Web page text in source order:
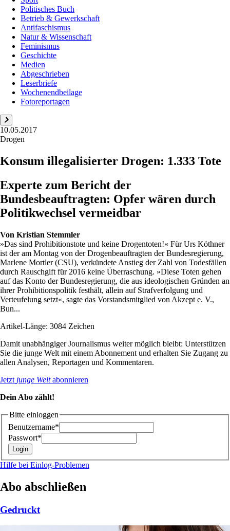
Politisches Buch
Betrieb & Gewerkschaft
Antifaschismus
Natur & Wissenschaft
Feminismus
Geschichte
Medien
Abgeschrieben
Leserbriefe
Wochenendbeilage
Fotoreportagen
10.05.2017
Drogen
Konsum illegalisierter Drogen: 1.333 Tote
Experte zum Bericht der
Bundesbeauftragten: Opfer wären durch
Politikwechsel vermeidbar
Von Kristian Stemmler
»Das sind Prohibitionstote und keine Drogentoten!« Für Urs Köthner
ist der am Montag von der Drogenbeauftragten der Bundesregierung,
Marlene Mortler (CSU), verkündete Anstieg der Zahl von Todesfällen
durch Rauschgift für 2016 keine Überraschung. »Diese Toten gehen
auf das Konto der Bundesregierung, die aus ideologischen Gründen an
ihrer Prohibitionspolitik festhält, allein auf Strafverfolgung und
Verteufelung setzt«, sagte das Vorstandsmitglied von Akzept e. V.,
Bun...
Artikel-Länge: 3084 Zeichen
Damit unabhängiger Journalismus weiter möglich bleibt: Unterstützen
Sie die junge Welt mit einem Abonnement und erhalten Sie Zugang zu
allen Analysen, Reportagen und Kommentaren.
Jetzt junge Weltabonnieren
Dein Abo zählt!
Bitte einloggen
Benutzername*
Passwort*
Hilfe bei Einlog-Problemen
Abo abschließen
Gedruckt